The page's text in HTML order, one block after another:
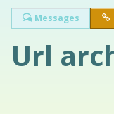
Messages
Url